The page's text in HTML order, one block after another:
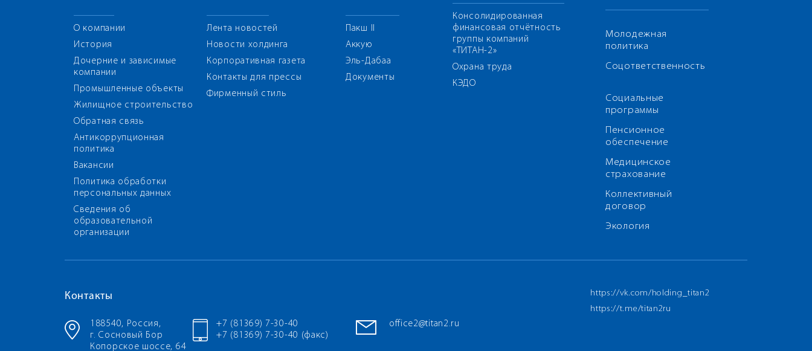
О компании
История
Дочерние и зависимые
компании
Промышленные объекты
Жилищное строительство
Обратная связь
Антикоррупционная
политика
Вакансии
Политика обработки
персональных данных
Сведения об
образовательной
организации
Лента новостей
Новости холдинга
Корпоративная газета
Контакты для прессы
Фирменный стиль
Пакш II
Аккую
Эль-Дабаа
Документы
Консолидированная
финансовая отчётность
группы компаний
«ТИТАН-2»
Охрана труда
КЭДО
Молодежная
политика
Соцответственность
Социальные
программы
Пенсионное
обеспечение
Медицинское
страхование
Коллективный
договор
Экология
Контакты
188540, Россия,
г. Сосновый Бор
Копорское шоссе, 64
+7 (81369) 7-30-40
+7 (81369) 7-30-40 (факс)
office2@titan2.ru
https://vk.com/holding_titan2
https://t.me/titan2ru